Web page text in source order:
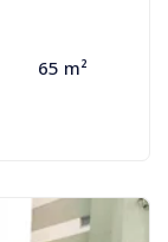
65 m²